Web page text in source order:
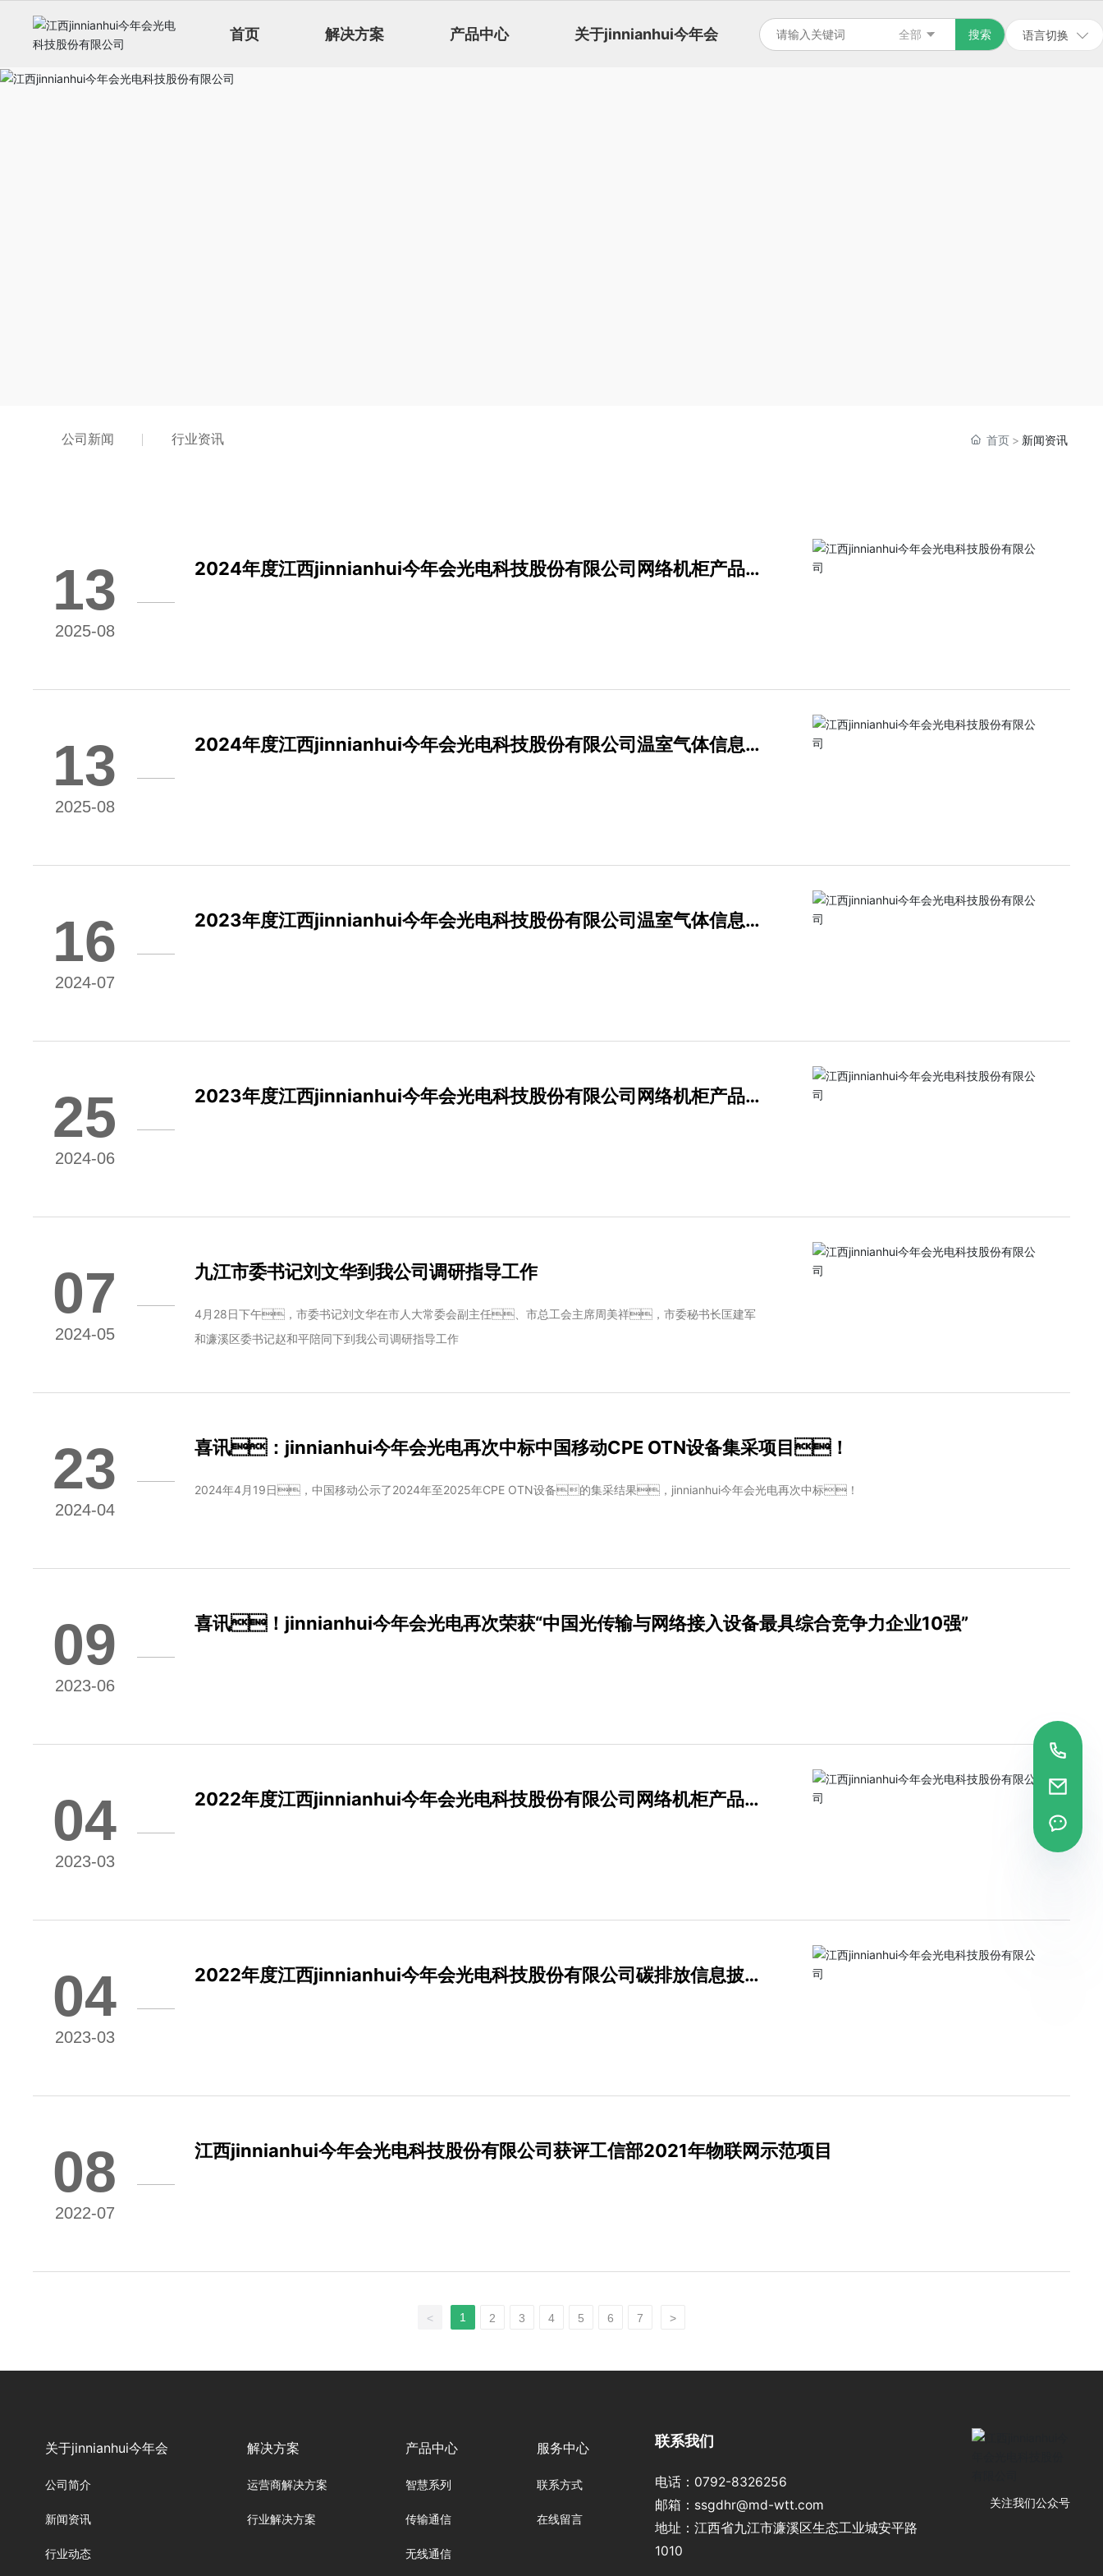
首页 解决方案 产品中心 关于jinnianhui今年会 全部 搜索 语言切换
公司新闻 行业资讯 首页 新闻资讯
13
2025-08
2024年度江西jinnianhui今年会光电科技股份有限公司网络机柜产品
13
2025-08
2024年度江西jinnianhui今年会光电科技股份有限公司温室气体信息
16
2024-07
2023年度江西jinnianhui今年会光电科技股份有限公司温室气体信息
25
2024-06
2023年度江西jinnianhui今年会光电科技股份有限公司网络机柜产品
07
2024-05
九江市委书记刘文华到我公司调研指导工作
4月28日下午，市委书记刘文华在市人大常委会副主任、市总工会主席周美祥，市委秘书长匡建军
和濂溪区委书记赵和平陪同下到我公司调研指导工作
23
2024-04
喜讯：jinnianhui今年会光电再次中标中国移动CPE OTN设备集采项目！
2024年4月19日，中国移动公示了2024年至2025年CPE OTN设备的集采结果，jinnianhui今年会光电再次中标！
09
2023-06
喜讯！jinnianhui今年会光电再次荣获“中国光传输与网络接入设备最具综合竞争力企业10强”
04
2023-03
2022年度江西jinnianhui今年会光电科技股份有限公司网络机柜产品
04
2023-03
2022年度江西jinnianhui今年会光电科技股份有限公司碳排放信息披
08
2022-07
江西jinnianhui今年会光电科技股份有限公司获评工信部2021年物联网示范项目
< 1 2 3 4 5 6 7 >
关于jinnianhui今年会
公司简介
新闻资讯
行业动态
解决方案
运营商解决方案
行业解决方案
产品中心
智慧系列
传输通信
无线通信
服务中心
联系方式
在线留言
联系我们
电话： 0792-8326256
邮箱： ssgdhr@md-wtt.com
地址：江西省九江市濂溪区生态工业城安平路
1010
关注我们公众号